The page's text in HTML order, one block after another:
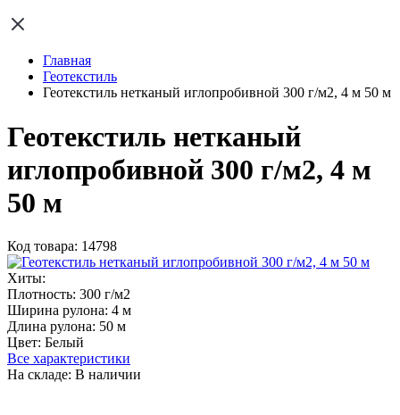
Главная
Геотекстиль
Геотекстиль нетканый иглопробивной 300 г/м2, 4 м 50 м
Геотекстиль нетканый
иглопробивной 300 г/м2, 4 м
50 м
Код товара: 14798
Хиты:
Плотность: 300 г/м2
Ширина рулона: 4 м
Длина рулона: 50 м
Цвет: Белый
Все характеристики
На складе: В наличии